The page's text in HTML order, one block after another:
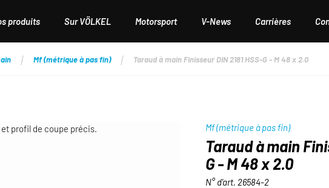
produits Sur VÖLKEL Motorsport V-News Carrières
Mf (métrique à pas fin) Taraud à main Finisseur DIN 2181 HSS-G - M 48 x 2.0
Mf (métrique à pas fin)
Taraud à main
G - M 48 x 2.0
N° d'art. 26584-2